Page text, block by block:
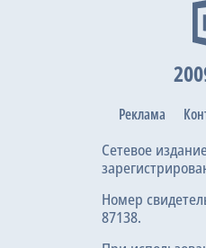
Реклама
Сетевое
Номер
87138.